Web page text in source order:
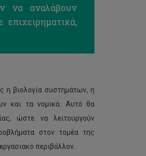
να αναλάβουν
η βιολογία συστημάτων, η
και τα νομικά. Αυτό θα
ώστε να λειτουργούν
στον τομέα της
περιβάλλον.